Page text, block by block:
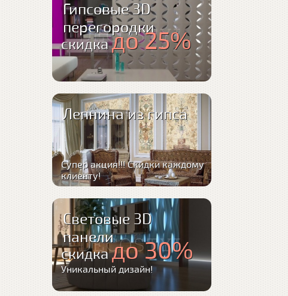
Гипсовые 3D
перегородки
скидкадо 25%
Лепнина из гипса
Супер акция!!! Скидки каждому
клиенту!
Световые 3D
панели
скидкадо 30%
Уникальный дизайн!